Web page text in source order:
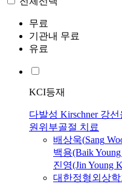
무료
기관내 무료
유료
KCI등재
다발성 Kirschner 강
원위부골절 치료
배상욱(Sang
백용(Baik
진영(Jin Young
대한정형외상학